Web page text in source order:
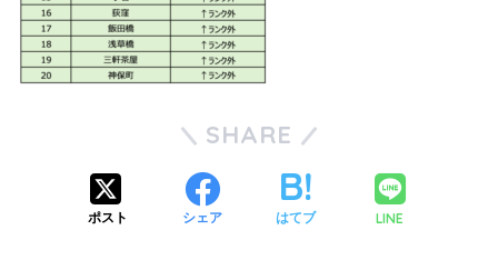
SHARE
ポスト シェア はてブ LINE